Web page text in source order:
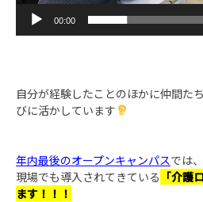
00:00
自分が経験したことのほかに仲間た
びに活かしています
年内最後のオープンキャンパスでは、
現場でも導入されてきている 「介護
ます！！！